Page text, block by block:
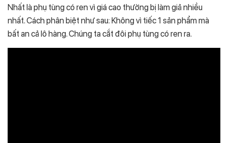
Nhất là phụ tùng có ren vì giá cao thường bị làm giả nhiều
nhất. Cách phân biệt như sau: Không vì tiếc 1 sản phẩm mà
bất an cả lô hàng. Chúng ta cắt đôi phụ tùng có ren ra.